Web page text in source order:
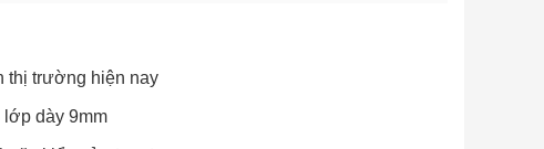
thị trường hiện nay
lớp dày 9mm